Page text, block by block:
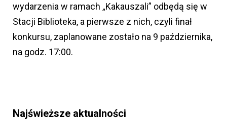
wydarzenia w ramach „Kakauszali” odbędą się w
Stacji Biblioteka, a pierwsze z nich, czyli finał
konkursu, zaplanowane zostało na 9 października,
na godz. 17:00.
Najświeższe aktualności